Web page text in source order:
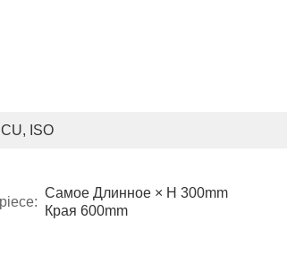
CU, ISO
Самое Длинное × H 300mm
Края 600mm